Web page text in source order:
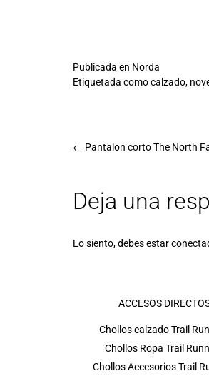
Publicada en Norda
Etiquetada comocalzado,
← Pantalon corto The North
Deja una
Lo siento, debes estar
ACCESOS
Chollos calzado Trail
Chollos Ropa Trail
Chollos Accesorios Trail